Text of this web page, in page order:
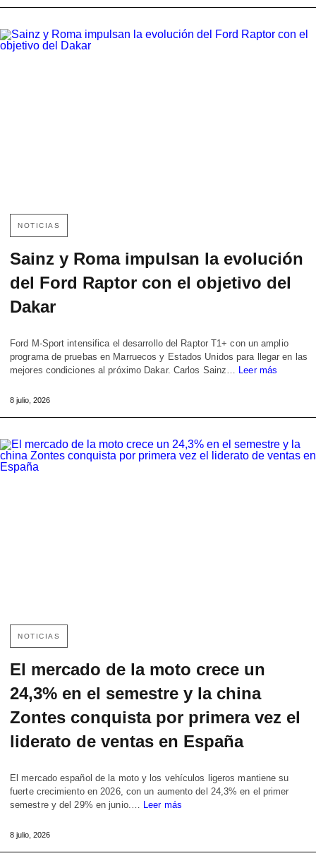
NOTICIAS
Sainz y Roma impulsan la evolución
del Ford Raptor con el objetivo del
Dakar
Ford M-Sport intensifica el desarrollo del Raptor T1+ con un amplio
programa de pruebas en Marruecos y Estados Unidos para llegar en las
mejores condiciones al próximo Dakar. Carlos Sainz… Leer más
8 julio, 2026
NOTICIAS
El mercado de la moto crece un
24,3% en el semestre y la china
Zontes conquista por primera vez el
liderato de ventas en España
El mercado español de la moto y los vehículos ligeros mantiene su
fuerte crecimiento en 2026, con un aumento del 24,3% en el primer
semestre y del 29% en junio.… Leer más
8 julio, 2026